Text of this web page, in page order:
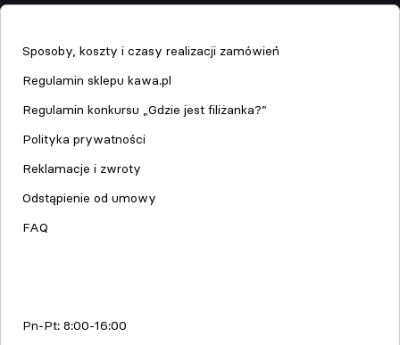
Sposoby, koszty i czasy realizacji zamówień
Regulamin sklepu kawa.pl
Regulamin konkursu „Gdzie jest filiżanka?”
Polityka prywatności
Reklamacje i zwroty
Odstąpienie od umowy
FAQ
Pn-Pt: 8:00-16:00